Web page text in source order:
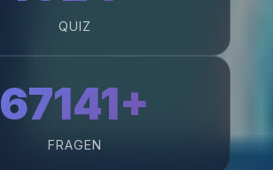
QUIZ
67141+
FRAGEN